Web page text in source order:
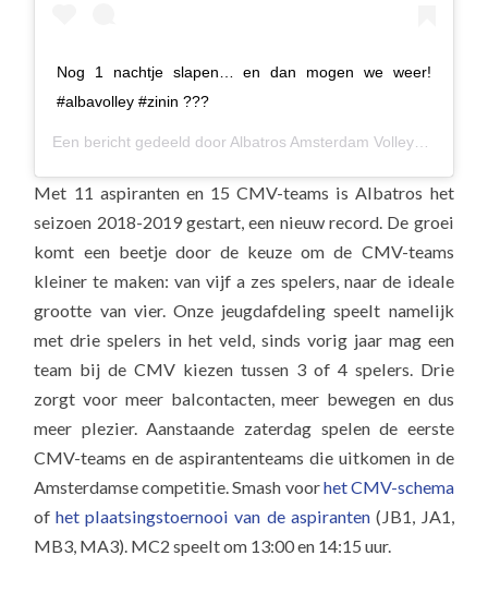
Nog 1 nachtje slapen… en dan mogen we weer!
#albavolley #zinin ???
Een bericht gedeeld door Albatros Amsterdam Volleybal
Met 11 aspiranten en 15 CMV-teams is Albatros het
seizoen 2018-2019 gestart, een nieuw record. De groei
komt een beetje door de keuze om de CMV-teams
kleiner te maken: van vijf a zes spelers, naar de ideale
grootte van vier. Onze jeugdafdeling speelt namelijk
met drie spelers in het veld, sinds vorig jaar mag een
team bij de CMV kiezen tussen 3 of 4 spelers. Drie
zorgt voor meer balcontacten, meer bewegen en dus
meer plezier. Aanstaande zaterdag spelen de eerste
CMV-teams en de aspirantenteams die uitkomen in de
Amsterdamse competitie. Smash voorhet CMV-schema
ofhet plaatsingstoernooi van de aspiranten(JB1, JA1,
MB3, MA3). MC2 speelt om 13:00 en 14:15 uur.